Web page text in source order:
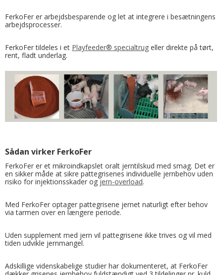
FerkoFer er arbejdsbesparende og let at integrere i besætningens
arbejdsprocesser.
FerkoFer tildeles i et Playfeeder® specialtrug eller direkte på tørt,
rent, fladt underlag.
Sådan virker FerkoFer
FerkoFer er et mikroindkapslet oralt jerntilskud med smag. Det er
en sikker måde at sikre pattegrisenes individuelle jernbehov uden
risiko for injektionsskader ogjern-overload.
Med FerkoFer optager pattegrisene jernet naturligt efter behov
via tarmen over en længere periode.
Uden supplement med jern vil pattegrisene ikke trives og vil med
tiden udvikle jernmangel.
Adskillige videnskabelige studier har dokumenteret, at FerkoFer